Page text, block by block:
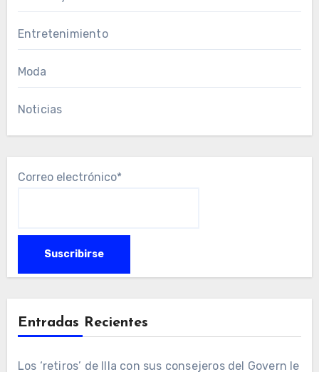
Entretenimiento
Moda
Noticias
Correo electrónico*
Entradas Recientes
Los ‘retiros’ de Illa con sus consejeros del Govern le